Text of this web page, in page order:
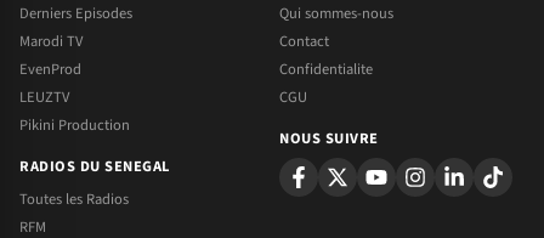
Derniers Episodes
Marodi TV
EvenProd
LEUZTV
Pikini Production
RADIOS DU SENEGAL
Toutes les Radios
RFM
Qui sommes-nous
Contact
Confidentialite
CGU
NOUS SUIVRE